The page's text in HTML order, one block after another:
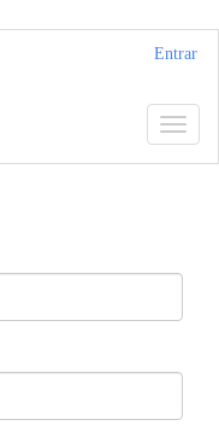
Entrar